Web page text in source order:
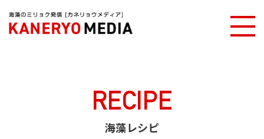
カネリョウメディアTOP 海藻レシピ 有明海苔のビビンバ丼
RECIPE
海藻レシピ